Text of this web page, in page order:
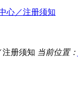
心／注册须知
注册须知 当前位置：